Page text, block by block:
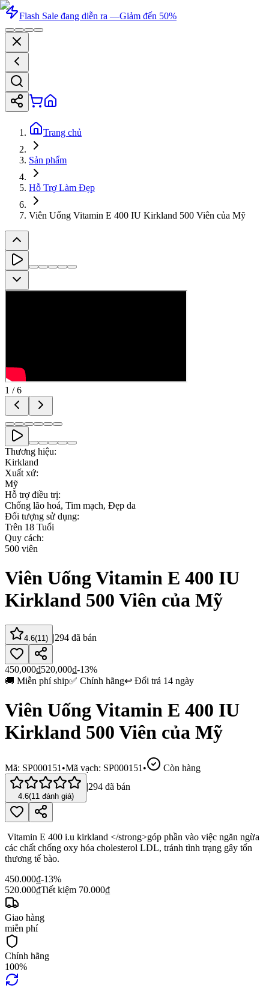
Flash Sale đang diễn ra —Giảm đến 50%
Trang chủ
Sản phẩm
Hỗ Trợ Làm Đẹp
Viên Uống Vitamin E 400 IU Kirkland 500 Viên của Mỹ
1 /6
Thương hiệu:
Kirkland
Xuất xứ:
Mỹ
Hỗ trợ điều trị:
Chống lão hoá, Tim mạch, Đẹp da
Đối tượng sử dụng:
Trên 18 Tuổi
Quy cách:
500 viên
Viên Uống Vitamin E 400 IU
Kirkland 500 Viên của Mỹ
4.6(11 ) |294 đã bán
450,000₫520,000₫-13%
🚚 Miễn phí ship✅ Chính hãng↩️ Đổi trả 14 ngày
Viên Uống Vitamin E 400 IU
Kirkland 500 Viên của Mỹ
Mã: SP000151 •Mã vạch: SP000151 • Còn hàng
4.6(11 đánh giá)
|294 đã bán
Vitamin E 400 i.u kirkland </strong>góp phần vào việc ngăn ngừa
các chất chống oxy hóa cholesterol LDL, tránh tình trạng gây tổn
thương tế bào.
450.000₫-13%
520.000₫Tiết kiệm 70.000₫
Giao hàng
miễn phí
Chính hãng
100%